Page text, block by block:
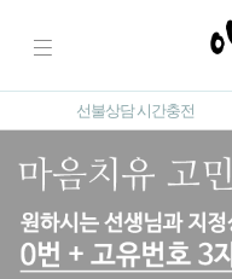
선불상담 시간충전